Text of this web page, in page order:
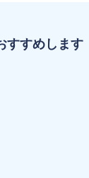
すすめします